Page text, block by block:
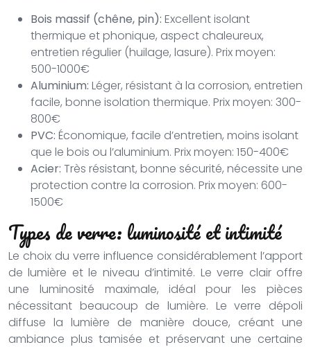
Bois massif (chêne, pin): Excellent isolant
thermique et phonique, aspect chaleureux,
entretien régulier (huilage, lasure). Prix moyen:
500-1000€
Aluminium: Léger, résistant à la corrosion, entretien
facile, bonne isolation thermique. Prix moyen: 300-
800€
PVC: Économique, facile d’entretien, moins isolant
que le bois ou l’aluminium. Prix moyen: 150-400€
Acier: Très résistant, bonne sécurité, nécessite une
protection contre la corrosion. Prix moyen: 600-
1500€
Types de verre: luminosité et intimité
Le choix du verre influence considérablement l’apport
de lumière et le niveau d’intimité. Le verre clair offre
une luminosité maximale, idéal pour les pièces
nécessitant beaucoup de lumière. Le verre dépoli
diffuse la lumière de manière douce, créant une
ambiance plus tamisée et préservant une certaine